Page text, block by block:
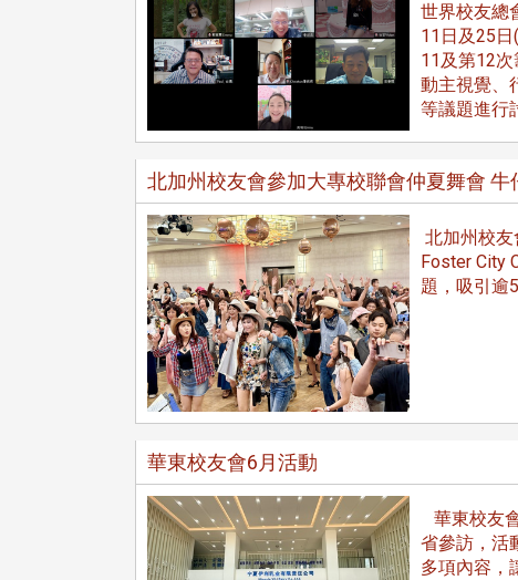
世界校友總
11日及25
11及第12
動主視覺、
等議題進行
北加州校友會參加大專校聯會仲夏舞會 牛
北加州校
Foster City
題，吸引逾
華東校友會6月活動
華東校友
省參訪，活
多項內容，